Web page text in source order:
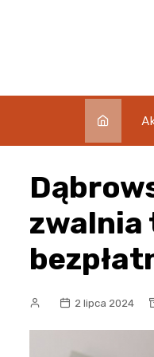
zwalnia
2 lipca 2024